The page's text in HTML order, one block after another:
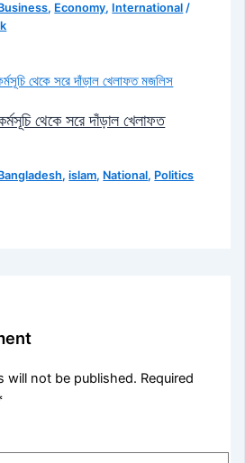
, Economy, International /
থেকে সরে দাঁড়াল খেলাফত
,islam, National, Politics
will not be published. Required